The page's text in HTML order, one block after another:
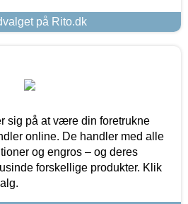
på Rito.dk
sig på at være din foretrukne
online. De handler med alle
og engros – og deres
forskellige produkter. Klik